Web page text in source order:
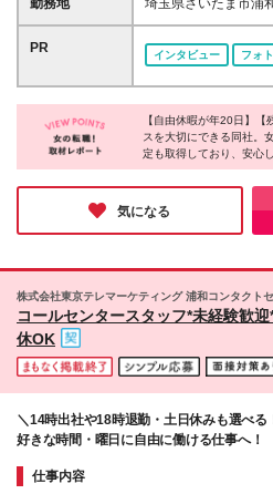
◇◆Bさん《9：00～
が我が家の習慣です♪ ◇◆Cさん《14:00～23:00》 久
（契約期間：半年
ル3F (変更の範囲
PR
インタビュー フォ
【自由休暇が年20日】
スを大切にできる同社。
定も取得しており、安心
象的なのは「残業が少な
標。定時退社を続けると
組みで、仕事とプライベ
もあるのは魅力的なポイ
気になる
株式会社東京テレマーケティング 浦和コンタクト
コールセンタースタッフ*未経験歓
休OK
＼14時出社や18時退勤・土日休みも選べる
好きな時間・曜日に自由に働ける仕事へ！
仕事内容